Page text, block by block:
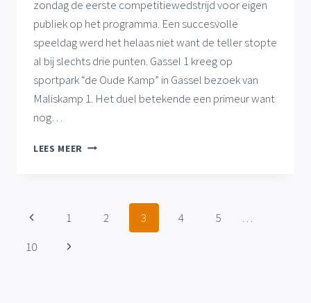
zondag de eerste competitiewedstrijd voor eigen
publiek op het programma. Een succesvolle
speeldag werd het helaas niet want de teller stopte
al bij slechts drie punten. Gassel 1 kreeg op
sportpark “de Oude Kamp” in Gassel bezoek van
Maliskamp 1. Het duel betekende een primeur want
nog…
LEES MEER GASSEL
VELD,
Paginanavigatie
Vorige
pagina
1 2 3 4 5
…
10
Volgende